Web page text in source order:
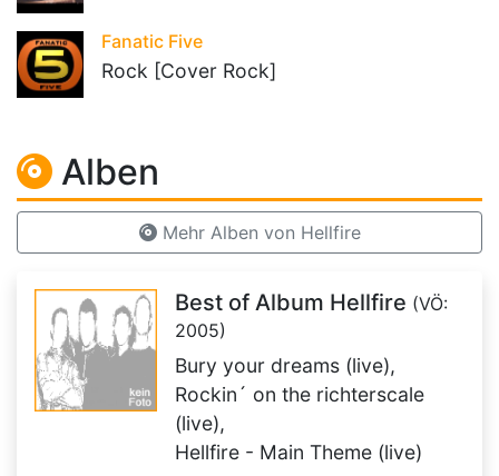
Fanatic Five
Rock [Cover Rock]
Alben
Mehr Alben von Hellfire
Best of Album Hellfire (VÖ:
2005)
Bury your dreams (live),
Rockin´ on the richterscale
(live),
Hellfire - Main Theme (live)